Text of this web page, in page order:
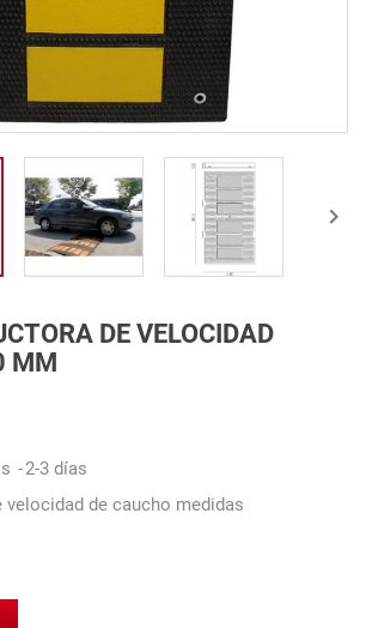

DE VELOCIDAD
MM
2-3 días
velocidad de caucho medidas